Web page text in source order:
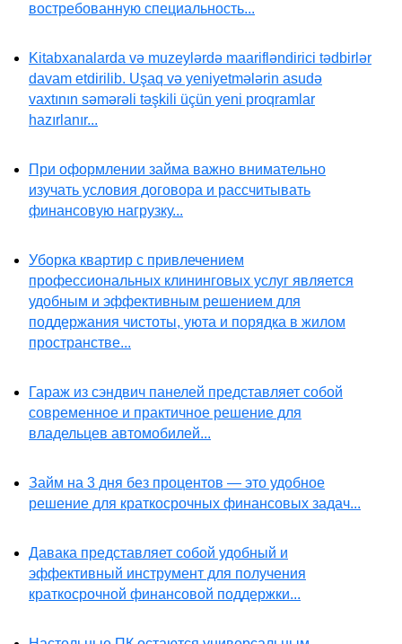
востребованную специальность...
Kitabxanalarda və muzeylərdə maarifləndirici tədbirlər
davam etdirilib. Uşaq və yeniyetmələrin asudə
vaxtının səmərəli təşkili üçün yeni proqramlar
hazırlanır...
При оформлении займа важно внимательно
изучать условия договора и рассчитывать
финансовую нагрузку...
Уборка квартир с привлечением
профессиональных клининговых услуг является
удобным и эффективным решением для
поддержания чистоты, уюта и порядка в жилом
пространстве...
Гараж из сэндвич панелей представляет собой
современное и практичное решение для
владельцев автомобилей...
Займ на 3 дня без процентов — это удобное
решение для краткосрочных финансовых задач...
Давака представляет собой удобный и
эффективный инструмент для получения
краткосрочной финансовой поддержки...